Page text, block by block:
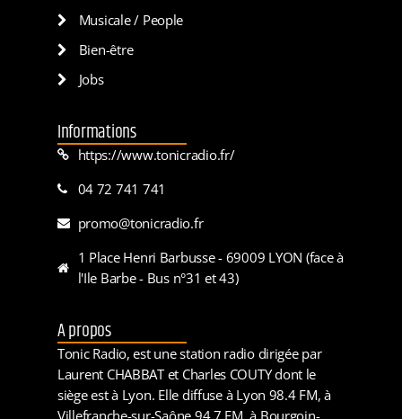
Musicale / People
Bien-être
Jobs
Informations
https://www.tonicradio.fr/
04 72 741 741
promo@tonicradio.fr
1 Place Henri Barbusse - 69009 LYON (face à
l'Ile Barbe - Bus n°31 et 43)
A propos
Tonic Radio, est une station radio dirigée par
Laurent CHABBAT et Charles COUTY dont le
siège est à Lyon. Elle diffuse à Lyon 98.4 FM, à
Villefranche-sur-Saône 94.7 FM, à Bourgoin-